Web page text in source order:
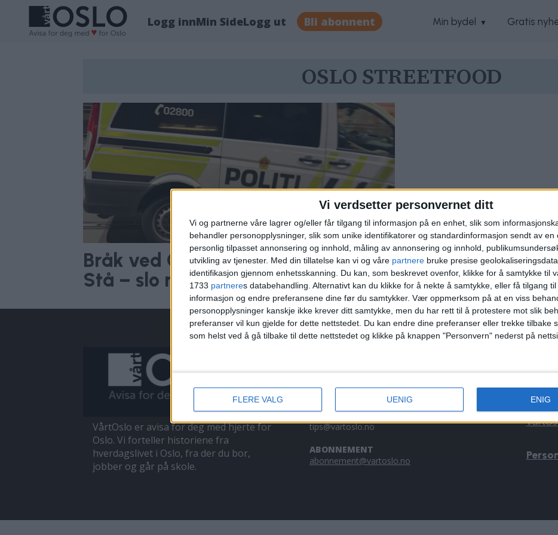
Vi verdsetter personvernet ditt
Vi og partnerne våre lagrer og/eller får tilgang til informasjon på en enhet, slik som
behandler personopplysninger, slik som unike identifikatorer og standardinformasjon sendt av en
personlig tilpasset annonsering og innhold, måling av annonsering og innhold,
utvikling av tjenester. Med din tillatelse kan vi og våre partnere bruke presise
identifikasjon gjennom enhetsskanning. Du kan, som beskrevet ovenfor, klikke for å samtykke til
1733 partneres databehandling. Alternativt kan du klikke for å nekte å samtykke, eller få tilgang
informasjon og endre preferansene dine før du samtykker. Vær oppmerksom på at en viss
personopplysninger kanskje ikke krever ditt samtykke, men du har rett til å protestere mot slik
preferanser vil kun gjelde for dette nettstedet. Du kan endre dine preferanser eller trekke tilbake
som helst ved å gå tilbake til dette nettstedet og klikke på knappen "Personvern" nederst på
FLERE VALG UENIG ENIG
Logg innMin SideLogg ut Bli abonnent Min bydel Gratis
streetfood
OSLO STREETFOOD
Bråk ved Oslo Streetfood og Store
Stå – slo mot politi og vekter
VårtOslo er avisa for deg med hjerte for
Oslo. Vi forteller historiene fra
hverdagslivet i Oslo, fra der du bor,
jobber og går på skole.
redaktor@vartoslo.no,
TIPS OSS
tips@vartoslo.no
ABONNEMENT
abonnement@vartoslo.no
tlf: 45